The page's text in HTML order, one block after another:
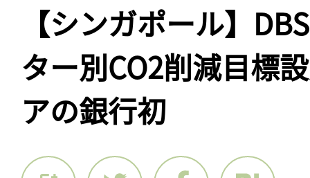
【シンガポール】
ター別CO2削減目標
アの銀行初